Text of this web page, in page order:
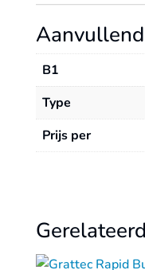
B1
Type
Prijs per